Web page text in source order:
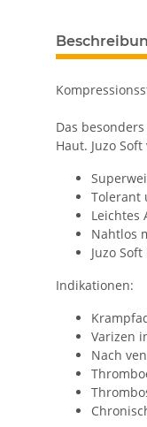
Das
Haut. Juzo
Tolerant
Leichtes
Nahtlos
Juzo
Indikationen:
Varizen
Nach